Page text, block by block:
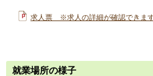
求人票 ※求人の詳細が確認できます
就業場所の様子